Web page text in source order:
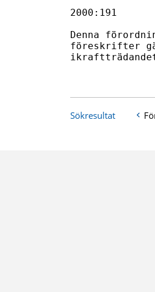
2000:191
Denna
föreskrifter
Sökresultat